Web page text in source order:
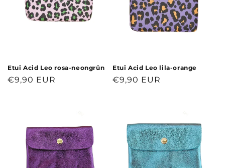
Etui Acid Leo rosa-neongrün
Normaler
€9,90 EUR
Etui Acid Leo lila-orange
Normaler
€9,90 EUR